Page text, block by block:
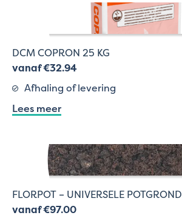
DCM COPRON 25 KG
vanaf €32.94
Afhaling of levering
Lees meer
FLORPOT – UNIVERSELE POTGROND
vanaf €97.00